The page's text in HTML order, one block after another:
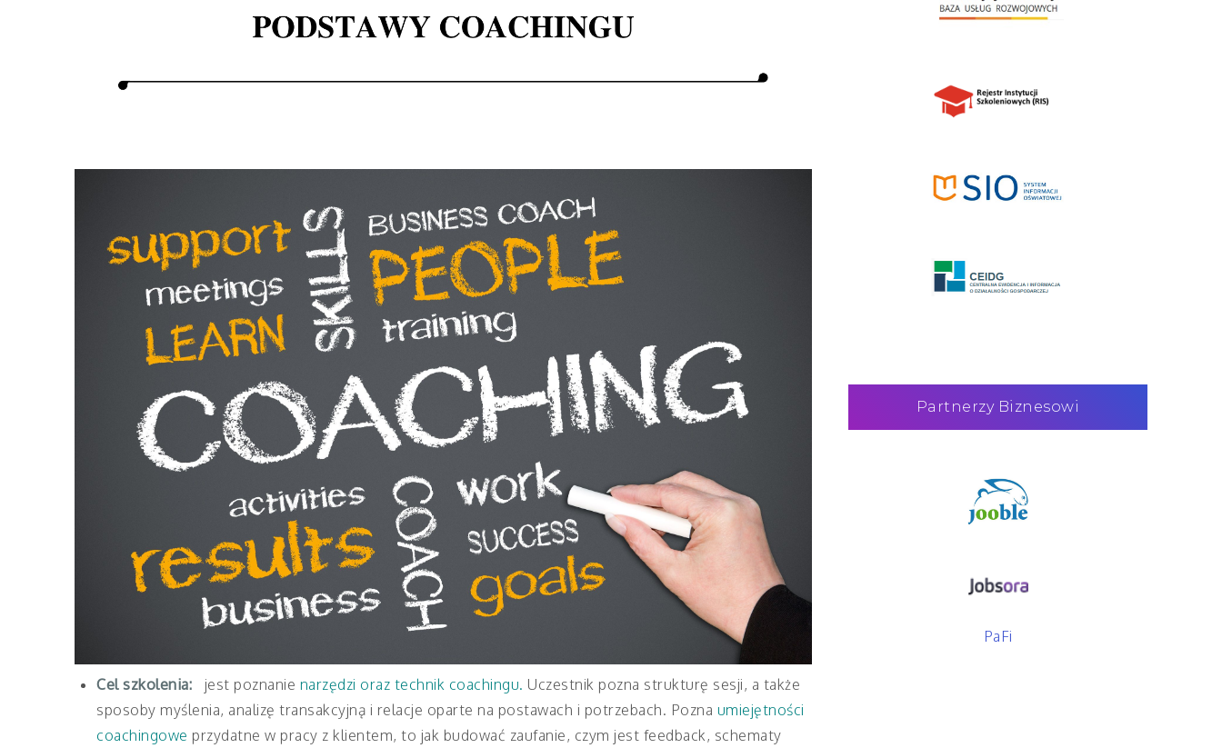
Cel szkolenia: jest poznanie narzędzi oraz technik coachingu. Uczestnik pozna strukturę sesji, a także
sposoby myślenia, analizę transakcyjną i relacje oparte na postawach i potrzebach. Pozna umiejętności
coachingowe przydatne w pracy z klientem, to jak budować zaufanie, czym jest feedback, schematy
Partnerzy Biznesowi
PaFi